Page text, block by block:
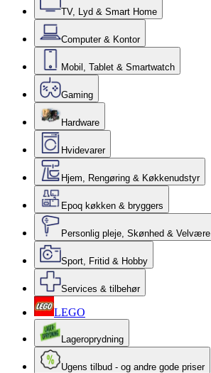
TV, Lyd & Smart Home
Computer & Kontor
Mobil, Tablet & Smartwatch
Gaming
Hardware
Hvidevarer
Hjem, Rengøring & Køkkenudstyr
Epoq køkken & bryggers
Personlig pleje, Skønhed & Velvære
Sport, Fritid & Hobby
Services & tilbehør
LEGO
Lageroprydning
Ugens tilbud - og andre gode priser